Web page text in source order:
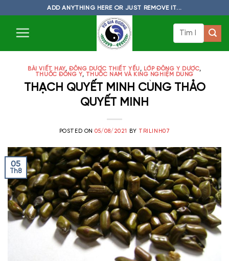
content
ADD ANYTHING HERE OR JUST REMOVE IT...
BÀI VIẾT HAY,ĐÔNG DƯỢC THIẾT YẾU, LỚP ĐÔNG Y DƯỢC,
THUỐC ĐÔNG Y, THUỐC NAM VÀ KING NGHIỆM DÙNG
THẠCH QUYẾT MINH CÙNG THẢO
QUYẾT MINH
POSTED ON05/08/2021 BY TRILINH07
05
Th8